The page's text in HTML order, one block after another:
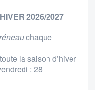
2026/2027
chaque
la saison d’hiver
: 28